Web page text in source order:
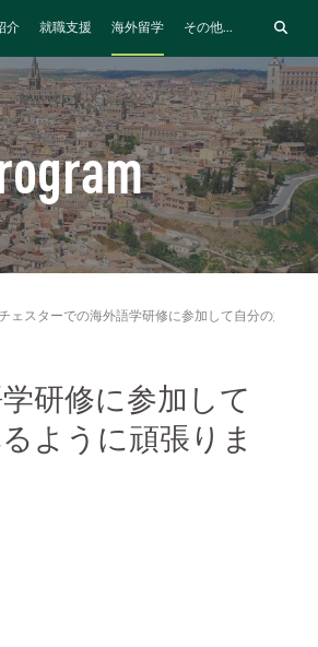
介 就職支援 海外留学 その他...
ェスターでの海外語学研修に参加して自分の意見
研修に参加して
ように頑張りま